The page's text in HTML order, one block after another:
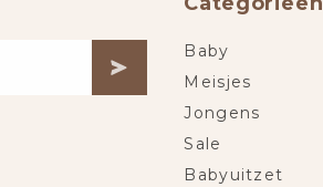
Baby
Meisjes
Jongens
Sale
Babyuitzet